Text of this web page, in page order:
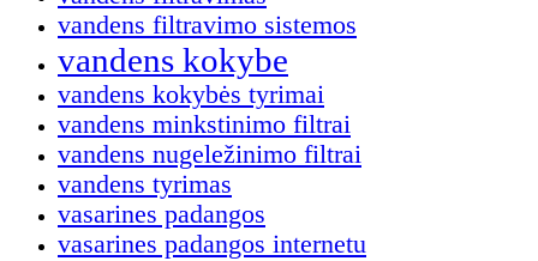
vandens filtravimo sistemos
vandens kokybe
vandens kokybės tyrimai
vandens minkstinimo filtrai
vandens nugeležinimo filtrai
vandens tyrimas
vasarines padangos
vasarines padangos internetu